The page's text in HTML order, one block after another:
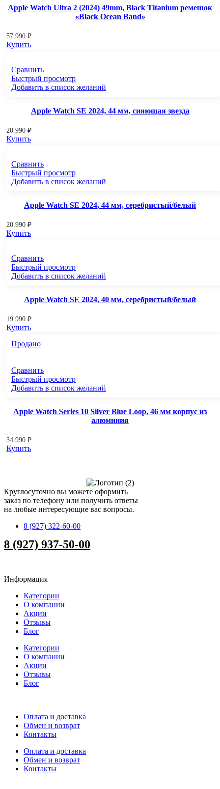
Apple Watch Ultra 2 (2024) 49mm, Black Titanium ремешок
«Black Ocean Band»
57.990 ₽
Купить
Сравнить
Быстрый просмотр
Добавить в список желаний
Apple Watch SE 2024, 44 мм, сияющая звезда
20.990 ₽
Купить
Сравнить
Быстрый просмотр
Добавить в список желаний
Apple Watch SE 2024, 44 мм, серебристый/белый
20.990 ₽
Купить
Сравнить
Быстрый просмотр
Добавить в список желаний
Apple Watch SE 2024, 40 мм, серебристый/белый
19.990 ₽
Купить
Продано
Сравнить
Быстрый просмотр
Добавить в список желаний
Apple Watch Series 10 Silver Blue Loop, 46 мм корпус из
алюминия
34.990 ₽
Купить
Круглосуточно вы можете оформить
заказ по телефону или получить ответы
на любые интересующие вас вопросы.
8 (927) 322-60-00
8 (927) 937-50-00
Информация
Категории
О компании
Акции
Отзывы
Блог
Категории
О компании
Акции
Отзывы
Блог
Оплата и доставка
Обмен и возврат
Контакты
Оплата и доставка
Обмен и возврат
Контакты